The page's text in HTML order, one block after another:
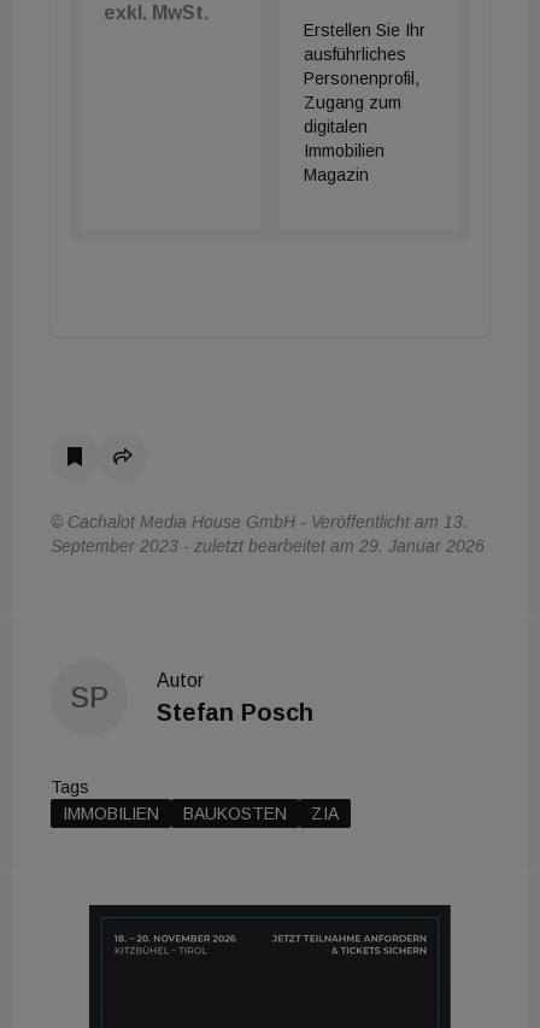
exkl. MwSt.
Erstellen Sie Ihr
ausführliches
Personenprofil,
Zugang zum
digitalen
Immobilien
Magazin
© Cachalot Media House GmbH - Veröffentlicht am 13.
September 2023 - zuletzt bearbeitet am 29. Januar 2026
SP
Autor
Stefan Posch
Tags
IMMOBILIEN
BAUKOSTEN ZIA